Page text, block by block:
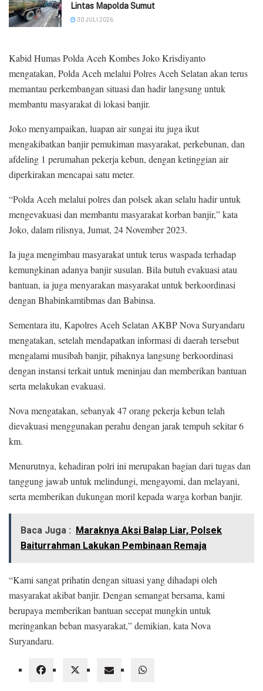
Lintas Mapolda Sumut
30 JULI 2026
Kabid Humas Polda Aceh Kombes Joko Krisdiyanto
mengatakan, Polda Aceh melalui Polres Aceh Selatan akan terus
memantau perkembangan situasi dan hadir langsung untuk
membantu masyarakat di lokasi banjir.
Joko menyampaikan, luapan air sungai itu juga ikut
mengakibatkan banjir pemukiman masyarakat, perkebunan, dan
afdeling 1 perumahan pekerja kebun, dengan ketinggian air
diperkirakan mencapai satu meter.
“Polda Aceh melalui polres dan polsek akan selalu hadir untuk
mengevakuasi dan membantu masyarakat korban banjir,” kata
Joko, dalam rilisnya, Jumat, 24 November 2023.
Ia juga mengimbau masyarakat untuk terus waspada terhadap
kemungkinan adanya banjir susulan. Bila butuh evakuasi atau
bantuan, ia juga menyarakan masyarakat untuk berkoordinasi
dengan Bhabinkamtibmas dan Babinsa.
Sementara itu, Kapolres Aceh Selatan AKBP Nova Suryandaru
mengatakan, setelah mendapatkan informasi di daerah tersebut
mengalami musibah banjir, pihaknya langsung berkoordinasi
dengan instansi terkait untuk meninjau dan memberikan bantuan
serta melakukan evakuasi.
Nova mengatakan, sebanyak 47 orang pekerja kebun telah
dievakuasi menggunakan perahu dengan jarak tempuh sekitar 6
km.
Menurutnya, kehadiran polri ini merupakan bagian dari tugas dan
tanggung jawab untuk melindungi, mengayomi, dan melayani,
serta memberikan dukungan moril kepada warga korban banjir.
Baca Juga : Maraknya Aksi Balap Liar, Polsek
Baiturrahman Lakukan Pembinaan Remaja
“Kami sangat prihatin dengan situasi yang dihadapi oleh
masyarakat akibat banjir. Dengan semangat bersama, kami
berupaya memberikan bantuan secepat mungkin untuk
meringankan beban masyarakat,” demikian, kata Nova
Suryandaru.